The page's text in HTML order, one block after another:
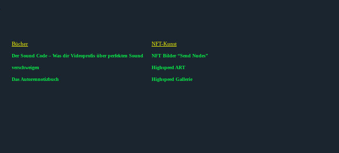
Bücher
Der Sound Code – Was dir Videoprofis über perfekten Sound
verschweigen
Das Autorennotizbuch
NFT-Kunst
NFT Bilder “Send Nudes”
Highspeed ART
Highspeed Gallerie